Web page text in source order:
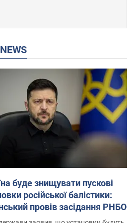
NEWS
буде знищувати пускові
російської балістики:
провів засідання РНБО